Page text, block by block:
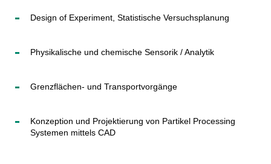
Design of Experiment, Statistische Versuchsplanung
Physikalische und chemische Sensorik / Analytik
Grenzflächen- und Transportvorgänge
Konzeption und Projektierung von Partikel Processing
Systemen mittels CAD